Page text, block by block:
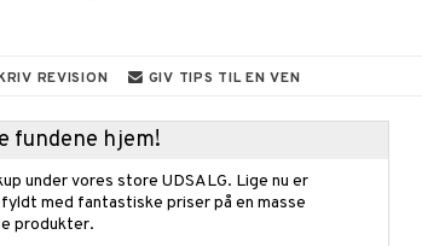
REVISION GIV TIPS TIL EN VEN
fundene hjem!
under vores store UDSALG. Lige nu er
med fantastiske priser på en masse
produkter.